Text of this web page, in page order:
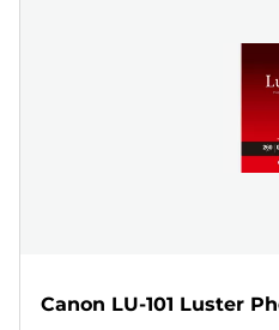
Canon LU-101 Luster